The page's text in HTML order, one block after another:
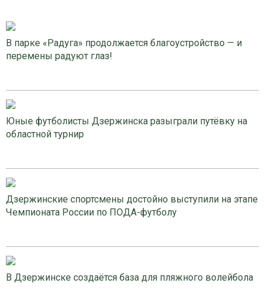
В парке «Радуга» продолжается благоустройство — и
перемены радуют глаз!
Юные футболисты Дзержинска разыграли путёвку на
областной турнир
Дзержинские спортсмены достойно выступили на этапе
Чемпионата России по ПОДА-футболу
В Дзержинске создаётся база для пляжного волейбола